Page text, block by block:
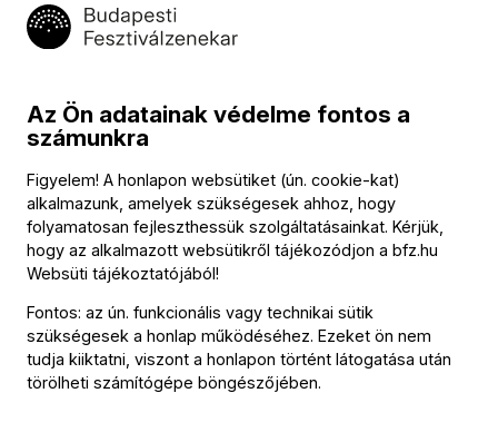
szünet
Poème symphonique
Concert Românesc
San Francisco Polyphony
Közreműködők
Vezényel
Rácz Zoltán
Az Ön adatainak védelme fontos a
számunkra
Figyelem! A honlapon websütiket (ún. cookie-kat)
alkalmazunk, amelyek szükségesek ahhoz, hogy
folyamatosan fejleszthessük szolgáltatásainkat. Kérjük,
hogy az alkalmazott websütikről tájékozódjon a bfz.hu
Websüti tájékoztatójából!
Fontos: az ún. funkcionális vagy technikai sütik
szükségesek a honlap működéséhez. Ezeket ön nem
tudja kiiktatni, viszont a honlapon történt látogatása után
törölheti számítógépe böngészőjében.